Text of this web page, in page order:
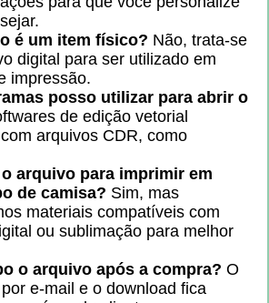
é um item físico? Não, trata-se
digital para ser utilizado em
impressão.
posso utilizar para abrir o
de edição vetorial
arquivos CDR, como
arquivo para imprimir em
de camisa? Sim, mas
materiais compatíveis com
ou sublimação para melhor
o arquivo após a compra? O
e-mail e o download fica